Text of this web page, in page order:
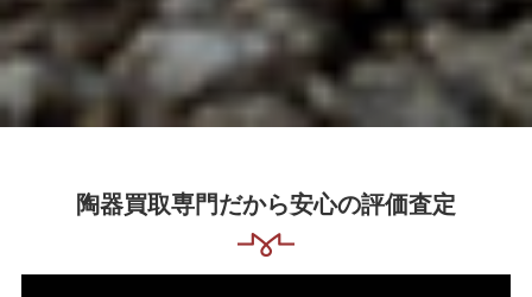
陶器買取専門だから安心の評価査定